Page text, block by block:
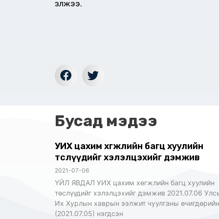
үзүүлжээ.
Бусад мэдээ
УИХ цахим хөгжлийн багц хуулийн
төслүүдийг хэлэлцэхийг дэмжив
2021-07-06
ҮЙЛ ЯВДАЛ УИХ цахим хөгжлийн багц хуулийн
төслүүдийг хэлэлцэхийг дэмжив 2021.07.06
Их Хурлын хаврын ээлжит чуулганы өчигдөрийн
(2021.07.05) нэгдсэн